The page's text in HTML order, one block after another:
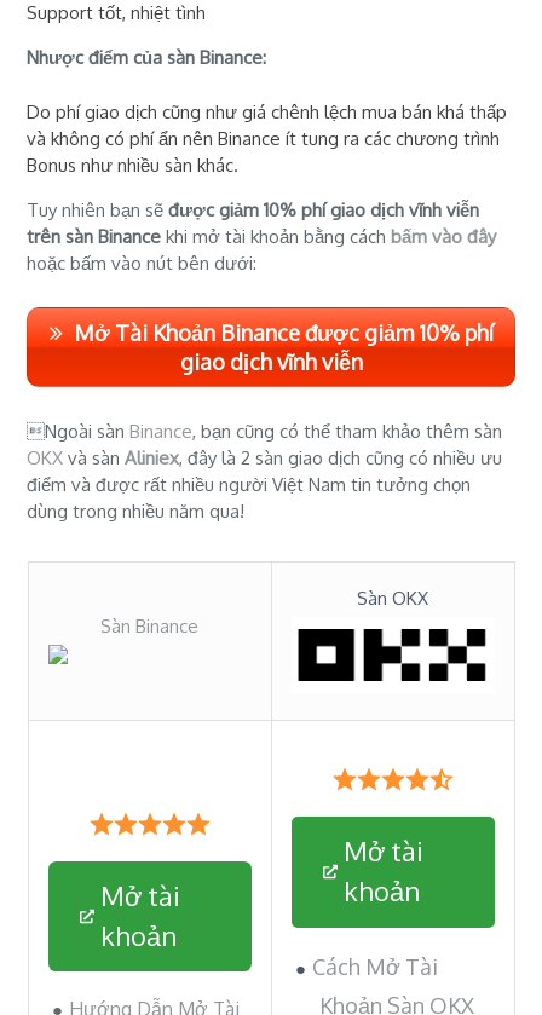
Support tốt, nhiệt tình
Nhược điểm của sàn Binance:
Do phí giao dịch cũng như giá chênh lệch mua bán khá thấp
và không có phí ẩn nên Binance ít tung ra các chương trình
Bonus như nhiều sàn khác.
Tuy nhiên bạn sẽđược giảm 10% phí giao dịch vĩnh viễn
trên sàn Binance khi mở tài khoản bằng cáchbấm vào đây
hoặc bấm vào nút bên dưới:
Mở Tài Khoản Binance được giảm 10% phí
giao dịch vĩnh viễn
Ngoài sànBinance, bạn cũng có thể tham khảo thêm sàn
OKX và sànAliniex, đây là 2 sàn giao dịch cũng có nhiều ưu
điểm và được rất nhiều người Việt Nam tin tưởng chọn
dùng trong nhiều năm qua!
Sàn Binance
Sàn OKX
Mở tài
khoản
Hướng Dẫn Mở Tài
Mở tài
khoản
Cách Mở Tài
Khoản Sàn OKX